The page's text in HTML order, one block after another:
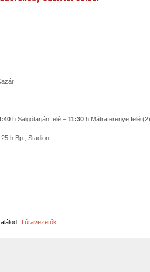
h Salgótarján felé – 11:30 h Mátraterenye felé (2)
h Bp., Stadion
Túravezetők